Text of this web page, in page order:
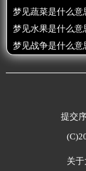
梦见蔬菜是什么意
梦见水果是什么意
梦见战争是什么意
提交
关于